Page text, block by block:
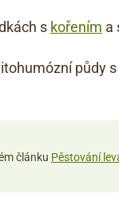
s kořením a
půdy
článku Pěstování